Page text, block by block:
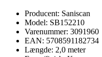
Producent: Saniscan
Model: SB152210
Varenummer: 3091960
EAN: 5708591182734
Længde: 2,0 meter